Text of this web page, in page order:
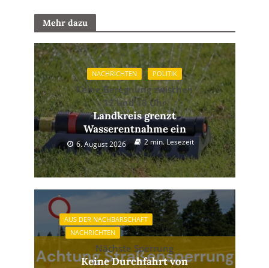
Mehr dazu
NACHRICHTEN POLITIK
Keine Beregnung zwischen
12 und 18 Uhr
Landkreis grenzt
Wasserentnahme ein
6. August 2026 2 min. Lesezeit
AUS DER NACHBARSCHAFT
NACHRICHTEN
Nächste Sperrung
Keine Durchfahrt von